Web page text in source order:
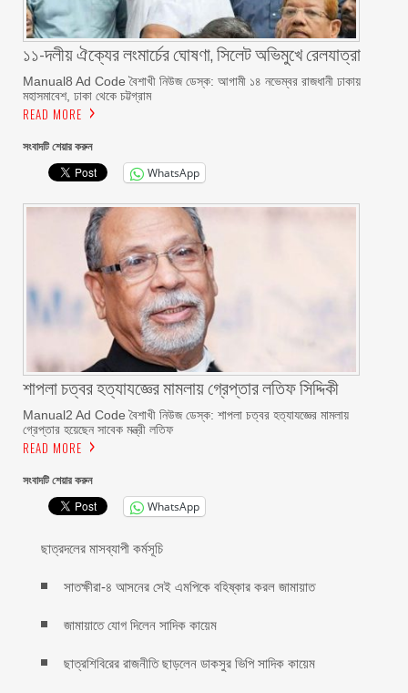
১১-দলীয় ঐক্যের লংমার্চের ঘোষণা, সিলেট অভিমুখে রেলযাত্রা
Manual8 Ad Code বৈশাখী নিউজ ডেস্ক: আগামী ১৪ নভেম্বর রাজধানী ঢাকায়
মহাসমাবেশ, ঢাকা থেকে চট্টগ্রাম
READ MORE
সংবাদটি শেয়ার করুন
WhatsApp
শাপলা চত্বর হত্যাযজ্ঞের মামলায় গ্রেপ্তার লতিফ সিদ্দিকী
Manual2 Ad Code বৈশাখী নিউজ ডেস্ক: শাপলা চত্বর হত্যাযজ্ঞের মামলায়
গ্রেপ্তার হয়েছেন সাবেক মন্ত্রী লতিফ
READ MORE
সংবাদটি শেয়ার করুন
WhatsApp
ছাত্রদলের মাসব্যাপী কর্মসূচি
সাতক্ষীরা-৪ আসনের সেই এমপিকে বহিষ্কার করল জামায়াত
জামায়াতে যোগ দিলেন সাদিক কায়েম
ছাত্রশিবিরের রাজনীতি ছাড়লেন ডাকসুর ভিপি সাদিক কায়েম